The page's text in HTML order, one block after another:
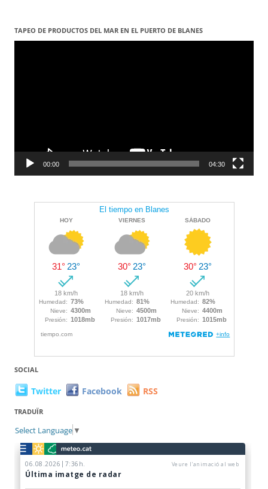
TAPEO DE PRODUCTOS DEL MAR EN EL PUERTO DE BLANES
Reproductor
00:00 04:30
SOCIAL
Twitter Facebook RSS
TRADUÏR
Select Language ▼